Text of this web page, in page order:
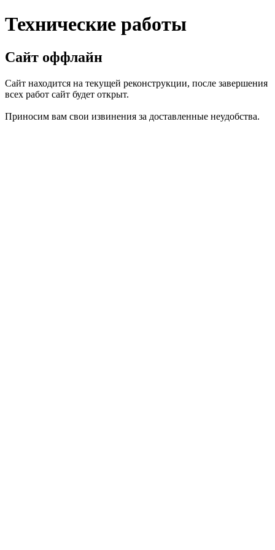
Технические работы
Сайт оффлайн
Сайт находится на текущей реконструкции, после завершения
всех работ сайт будет открыт.
Приносим вам свои извинения за доставленные неудобства.